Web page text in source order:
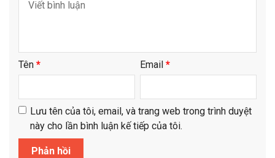
Tên * Email *
Lưu tên của tôi, email, và trang web trong trình duyệt
này cho lần bình luận kế tiếp của tôi.